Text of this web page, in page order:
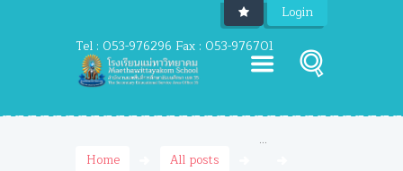
Login
Tel : 053-976296 Fax : 053-976701
Home All posts
...